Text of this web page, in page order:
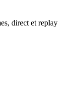
direct et replay